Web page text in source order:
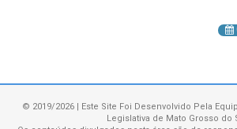
© 2019/2026 | Este Site Foi Desenvolvido Pela
Legislativa de Mato Grosso do